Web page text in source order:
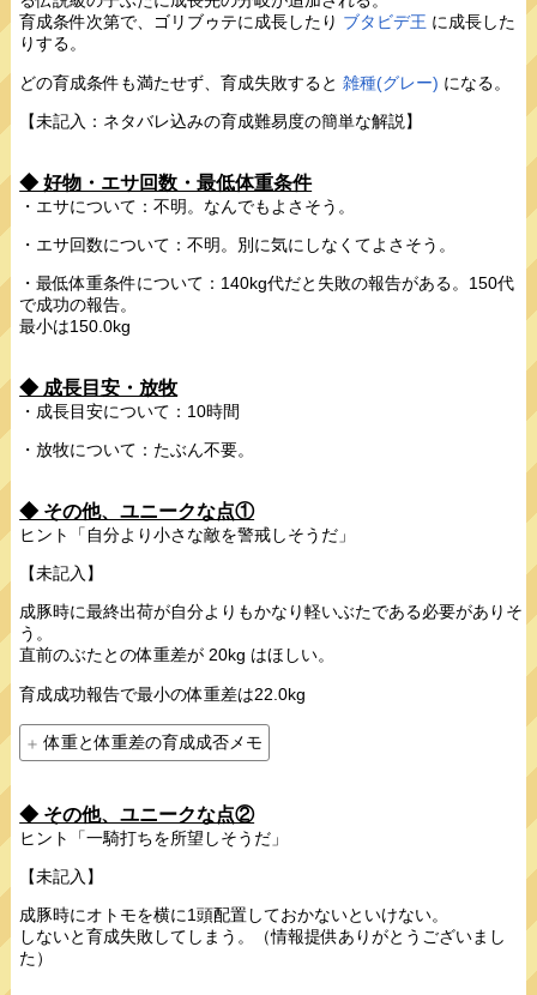
育成条件次第で、ゴリブゥテに成長したり ブタビデ王 に成長した
りする。
どの育成条件も満たせず、育成失敗すると雑種(グレー) になる。
【未記入：ネタバレ込みの育成難易度の簡単な解説】
◆ 好物・エサ回数・最低体重条件
・エサについて：不明。なんでもよさそう。
・エサ回数について：不明。別に気にしなくてよさそう。
・最低体重条件について：140kg代だと失敗の報告がある。150代
で成功の報告。
最小は150.0kg
◆ 成長目安・放牧
・成長目安について：10時間
・放牧について：たぶん不要。
◆ その他、ユニークな点①
ヒント「自分より小さな敵を警戒しそうだ」
【未記入】
成豚時に最終出荷が自分よりもかなり軽いぶたである必要がありそ
う。
直前のぶたとの体重差が 20kg はほしい。
育成成功報告で最小の体重差は22.0kg
体重と体重差の育成成否メモ
◆ その他、ユニークな点②
ヒント「一騎打ちを所望しそうだ」
【未記入】
成豚時にオトモを横に1頭配置しておかないといけない。
しないと育成失敗してしまう。（情報提供ありがとうございまし
た）